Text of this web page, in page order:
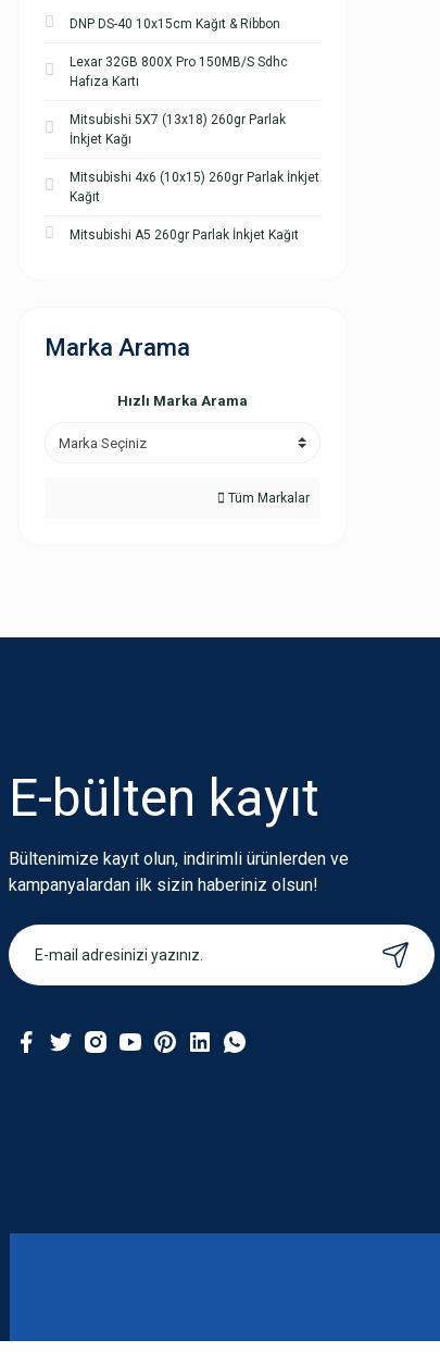
DNP DS-40 10x15cm Kağıt & Ribbon
Lexar 32GB 800X Pro 150MB/S Sdhc
Hafıza Kartı
Mitsubishi 5X7 (13x18) 260gr Parlak
İnkjet Kağı
Mitsubishi 4x6 (10x15) 260gr Parlak İnkjet
Kağıt
Mitsubishi A5 260gr Parlak İnkjet Kağıt
Marka Arama
Hızlı Marka Arama
Tüm Markalar
E-bülten kayıt
Bültenimize kayıt olun, indirimli ürünlerden ve
kampanyalardan ilk sizin haberiniz olsun!